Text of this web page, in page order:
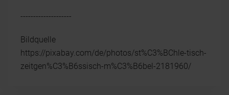
--------------------
Bildquelle
https://pixabay.com/de/photos/st%C3%BChle-tisch-
zeitgen%C3%B6ssisch-m%C3%B6bel-2181960/